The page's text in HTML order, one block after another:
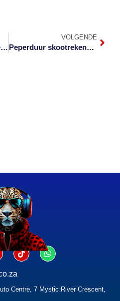
Sukses vir Platorand-leerlinge
VOLGENDE
Peperduur skootrekenaars: Ondersoek vind moontlike bedrog
Centre, 7 Mystic River Crescent,